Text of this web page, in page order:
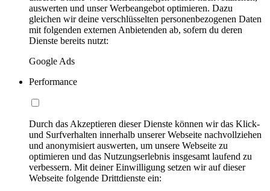
auswerten und unser Werbeangebot optimieren. Dazu
gleichen wir deine verschlüsselten personenbezogenen Daten
mit folgenden externen Anbietenden ab, sofern du deren
Dienste bereits nutzt:
Google Ads
Performance
Durch das Akzeptieren dieser Dienste können wir das Klick-
und Surfverhalten innerhalb unserer Webseite nachvollziehen
und anonymisiert auswerten, um unsere Webseite zu
optimieren und das Nutzungserlebnis insgesamt laufend zu
verbessern. Mit deiner Einwilligung setzen wir auf dieser
Webseite folgende Drittdienste ein: